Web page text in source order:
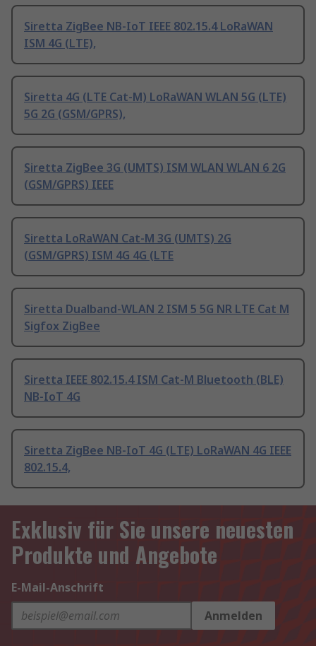
Siretta ZigBee NB-IoT IEEE 802.15.4 LoRaWAN
ISM 4G (LTE),
Siretta 4G (LTE Cat-M) LoRaWAN WLAN 5G (LTE)
5G 2G (GSM/GPRS),
Siretta ZigBee 3G (UMTS) ISM WLAN WLAN 6 2G
(GSM/GPRS) IEEE
Siretta LoRaWAN Cat-M 3G (UMTS) 2G
(GSM/GPRS) ISM 4G 4G (LTE
Siretta Dualband-WLAN 2 ISM 5 5G NR LTE Cat M
Sigfox ZigBee
Siretta IEEE 802.15.4 ISM Cat-M Bluetooth (BLE)
NB-IoT 4G
Siretta ZigBee NB-IoT 4G (LTE) LoRaWAN 4G IEEE
802.15.4,
Exklusiv für Sie unsere neuesten
Produkte und Angebote
E-Mail-Anschrift
Anmelden